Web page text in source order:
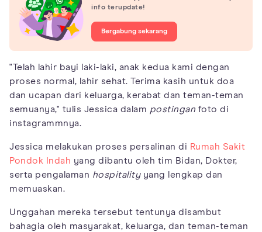
info terupdate!
Bergabung sekarang
"Telah lahir bayi laki-laki, anak kedua kami dengan
proses normal, lahir sehat. Terima kasih untuk doa
dan ucapan dari keluarga, kerabat dan teman-teman
semuanya," tulis Jessica dalam postingan foto di
instagrammnya.
Jessica melakukan proses persalinan di Rumah Sakit
Pondok Indah yang dibantu oleh tim Bidan, Dokter,
serta pengalaman hospitalityyang lengkap dan
memuaskan.
Unggahan mereka tersebut tentunya disambut
bahagia oleh masyarakat, keluarga, dan teman-teman